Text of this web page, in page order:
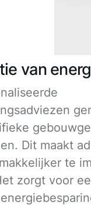
van
Dit maakt
te
zorgt voor